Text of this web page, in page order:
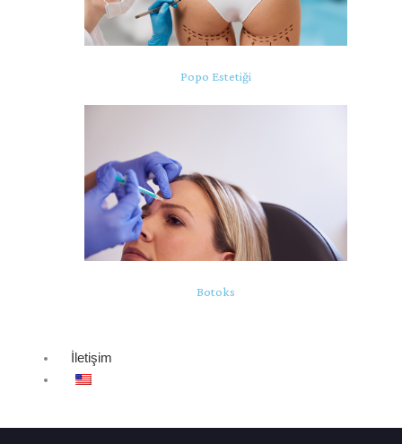
Popo Estetiği
Botoks
İletişim